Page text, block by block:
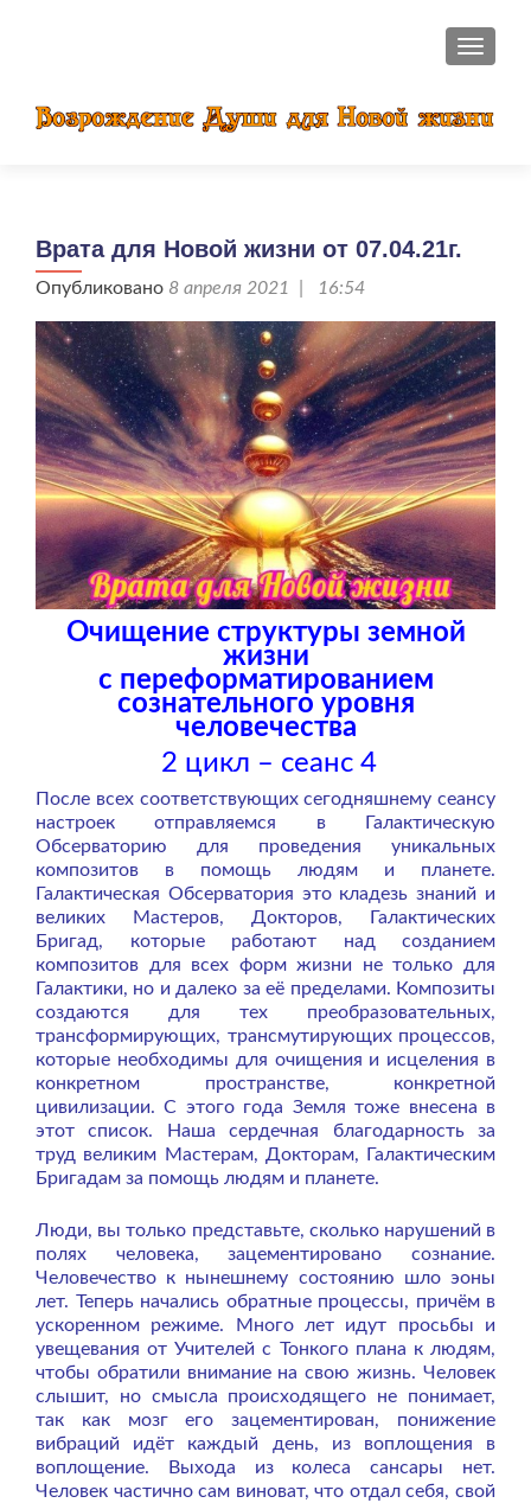
Врата для Новой жизни от 07.04.21г.
Опубликовано 8 апреля 2021 | 16:54
Очищение структуры земной
жизни
с переформатированием
сознательного уровня
человечества
2 цикл – сеанс 4
После всех соответствующих сегодняшнему сеансу
настроек отправляемся в Галактическую
Обсерваторию для проведения уникальных
композитов в помощь людям и планете.
Галактическая Обсерватория это кладезь знаний и
великих Мастеров, Докторов, Галактических
Бригад, которые работают над созданием
композитов для всех форм жизни не только для
Галактики, но и далеко за её пределами. Композиты
создаются для тех преобразовательных,
трансформирующих, трансмутирующих процессов,
которые необходимы для очищения и исцеления в
конкретном пространстве, конкретной
цивилизации. С этого года Земля тоже внесена в
этот список. Наша сердечная благодарность за
труд великим Мастерам, Докторам, Галактическим
Бригадам за помощь людям и планете.
Люди, вы только представьте, сколько нарушений в
полях человека, зацементировано сознание.
Человечество к нынешнему состоянию шло эоны
лет. Теперь начались обратные процессы, причём в
ускоренном режиме. Много лет идут просьбы и
увещевания от Учителей с Тонкого плана к людям,
чтобы обратили внимание на свою жизнь. Человек
слышит, но смысла происходящего не понимает,
так как мозг его зацементирован, понижение
вибраций идёт каждый день, из воплощения в
воплощение. Выхода из колеса сансары нет.
Человек частично сам виноват, что отдал себя, свой